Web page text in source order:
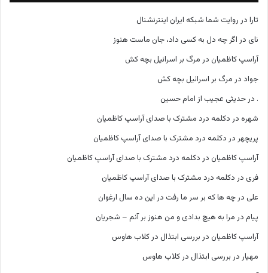
تارا در روایت شما شبکه ایران اینترنشنال
نای در اگر چه دل به کسی داد، جان ماست هنوز
آراسپ کاظمیان در مرگ بر اسرائیل بچه کش
جواد در مرگ بر اسرائیل بچه کش
. درحدیثی عجیب از امام حسین
شهره در دکلمه درد مشترک با صدای آراسپ کاظمیان
پریچهر در دکلمه درد مشترک با صدای آراسپ کاظمیان
آراسپ کاظمیان در دکلمه درد مشترک با صدای آراسپ کاظمیان
فری در دکلمه درد مشترک با صدای آراسپ کاظمیان
علی درچه ها که بر سر ما رفت در این ده سال ارغوان
پیام در مرا به هیچ بدادی و من هنوز بر آنم – شجریان
آراسپ کاظمیان در بررسی ابتذال در کلاب هاوس
مهیار در بررسی ابتذال در کلاب هاوس